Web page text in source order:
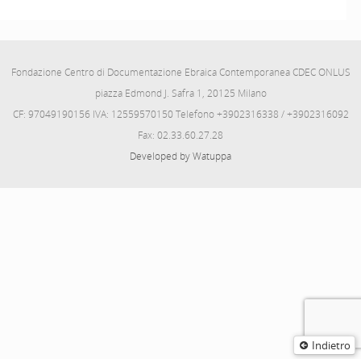
Indietro
Fondazione Centro di Documentazione Ebraica Contemporanea CDEC ONLUS
piazza Edmond J. Safra 1, 20125 Milano
CF: 97049190156 IVA: 12559570150 Telefono +3902316338 / +3902316092
Fax: 02.33.60.27.28
Developed by Watuppa